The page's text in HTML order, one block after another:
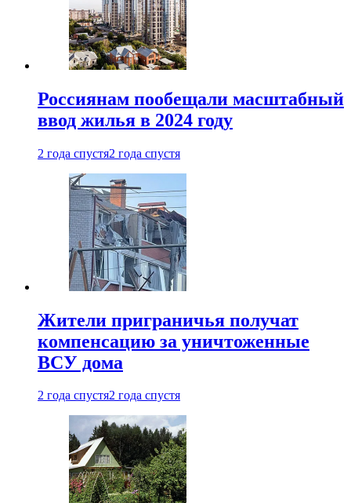
Россиянам пообещали масштабный
ввод жилья в 2024 году
2 года спустя2 года спустя
Жители приграничья получат
компенсацию за уничтоженные
ВСУ дома
2 года спустя2 года спустя